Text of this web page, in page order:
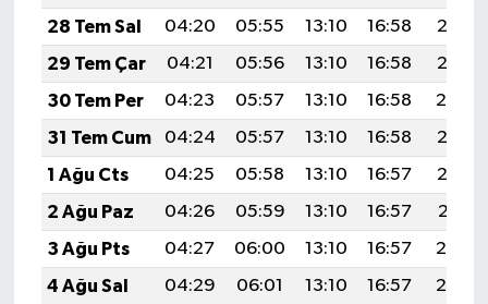
28 Tem Sal
04:20 05:55 13:10 16:58
20:16
29 Tem Çar
04:21 05:56 13:10 16:58
20:15
30 Tem Per
04:23 05:57 13:10 16:58
20:14
31 Tem Cum
04:24 05:57 13:10 16:58
20:13
1 Ağu Cts
04:25 05:58 13:10 16:57
20:12
2 Ağu Paz
04:26 05:59 13:10 16:57
20:11
3 Ağu Pts
04:27 06:00 13:10 16:57
20:10
4 Ağu Sal
04:29 06:01 13:10 16:57
20:10